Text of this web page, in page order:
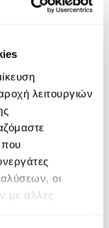
λειτουργιών
οι
με άλλες